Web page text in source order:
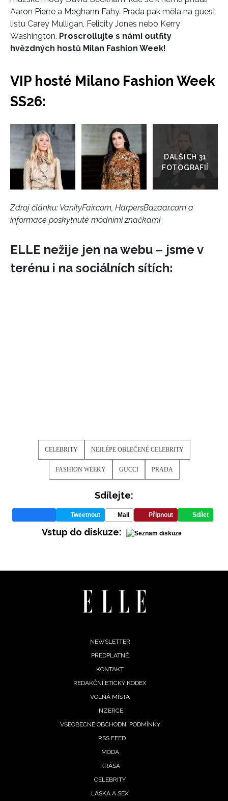
INFORMACE
REDAKCE
Aaron Pierre a Meghann Fahy. Prada pak měla na guest
listu Carey Mulligan, Felicity Jones nebo Kerry
Washington. Proscrollujte s námi outfity
hvězdných hostů Milan Fashion Week!
VIP hosté Milano Fashion Week
SS26:
do
galerie
Zdroj článku: VanityFair.com, HarpersBazaar.com a
informace poskytnuté módními značkami
ELLE nežije jen na webu – jsme v
terénu i na sociálních sítích:
CELEBRITY NEJLÉPE OBLEČENÉ CELEBRITY
FASHION WEEKY GUCCI PRADA
Sdílejte:
Tweetnout Mail Připnout Sdílet
Vstup do diskuze:
NEWSLETTER
PŘEDPLATNÉ
KONTAKT
REDAKČNÍ ETICKÝ KODEX
VOLNÁ MÍSTA
INZERCE
VŠEOBECNÉ OBCHODNÍ PODMÍNKY
RSS FEED
MÓDA
KRÁSA
CELEBRITY
LÁSKA A SEX